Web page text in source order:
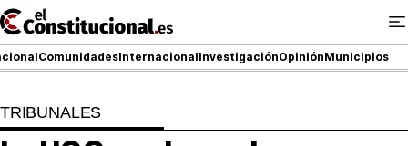
Ir
al
contenido
ComunidadesInternacionalInvestigaciónOpiniónMunicipios
NACIONAL
TRIBUNALES